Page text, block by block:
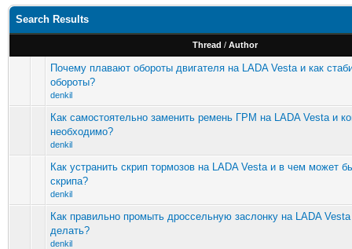
Search Results
Thread / Author
Почему плавают обороты двигателя на LADA Vesta и как
обороты?
denkil
Как самостоятельно заменить ремень ГРМ на LADA Vesta и
необходимо?
denkil
Как устранить скрип тормозов на LADA Vesta и в чем может
скрипа?
denkil
Как правильно промыть дроссельную заслонку на LADA
делать?
denkil